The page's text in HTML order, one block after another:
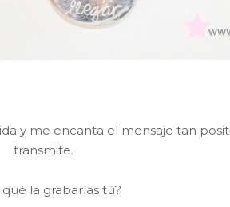
y me encanta el mensaje tan
transmite.
qué la grabarías tú?